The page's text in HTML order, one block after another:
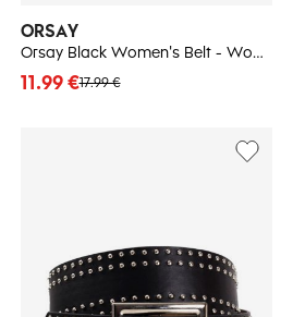
ORSAY
Orsay Black Women's Belt - Women's
17.99 €
11.99 €